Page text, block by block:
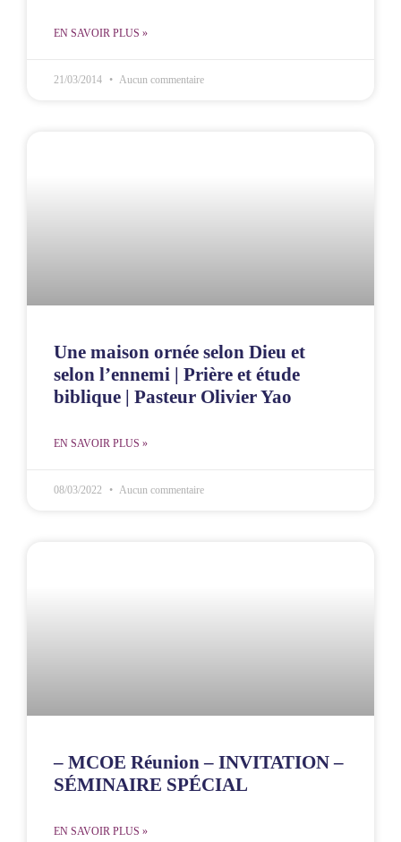
EN SAVOIR PLUS »
21/03/2014 Aucun commentaire
Une maison ornée selon Dieu et
selon l’ennemi | Prière et étude
biblique | Pasteur Olivier Yao
EN SAVOIR PLUS »
08/03/2022 Aucun commentaire
– MCOE Réunion – INVITATION –
SÉMINAIRE SPÉCIAL
EN SAVOIR PLUS »